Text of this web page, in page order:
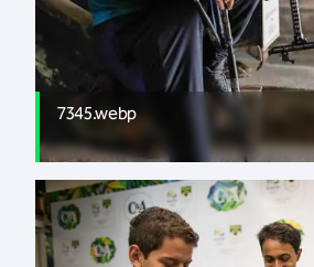
7345.webp